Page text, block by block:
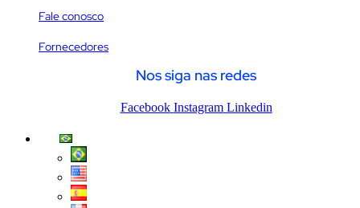
Fale conosco
Fornecedores
Nos siga nas redes
Facebook Instagram Linkedin